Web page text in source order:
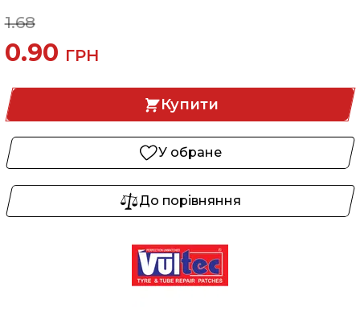
1.68
0.90 ГРН
Купити
У обране
До порівняння